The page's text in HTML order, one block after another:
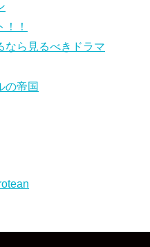
！
なら見るべきドラマ
の帝国